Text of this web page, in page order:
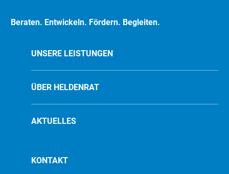
Beraten. Entwickeln. Fördern. Begleiten.
UNSERE LEISTUNGEN
ÜBER HELDENRAT
AKTUELLES
KONTAKT